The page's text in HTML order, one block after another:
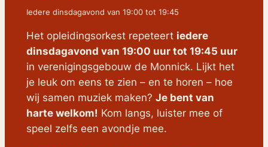
Iedere dinsdagavond van 19:00 tot 19:45
Het opleidingsorkest repeteert iedere
dinsdagavond van 19:00 uur tot 19:45 uur
in verenigingsgebouw de Monnick. Lijkt het
je leuk om eens te zien – en te horen – hoe
wij samen muziek maken? Je bent van
harte welkom! Kom langs, luister mee of
speel zelfs een avondje mee.